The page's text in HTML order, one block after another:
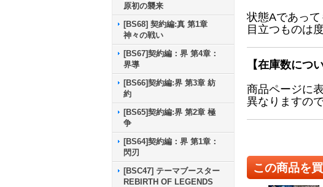
原初の襲来
[BS68] 契約編:真 第1章
神々の戦い
[BS67]契約編：界 第4章：
界導
[BS66]契約編:界 第3章 紡
約
[BS65]契約編:界 第2章 極
争
[BS64]契約編：界 第1章：
閃刃
[BSC47] テーマブースター
REBIRTH OF LEGENDS
状態Aであっ
目立つものは
【在庫数につ
商品ページに
異なりますの
この商品を